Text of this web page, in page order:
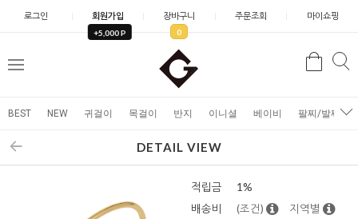
로그인 회원가입
+5,000 P
장바구니
0
주문조회 마이쇼핑
메
검
BEST NEW 귀걸이 목걸이 반지 이니셜 베이비 팔찌/발찌
DETAIL VIEW
적립금
1%
배송비
(조건) 지역별